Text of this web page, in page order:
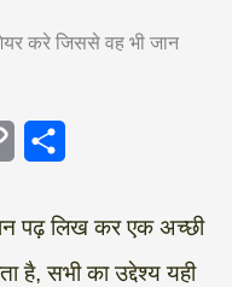
करे जिससे वह भी जान
p
y
a
r
पढ़ लिख कर एक अच्छी
है, सभी का उद्देश्य यही